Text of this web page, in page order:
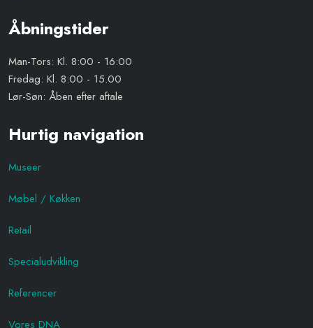
​Åbningstider
Man-Tors: Kl. 8:00 - 16:00
Fredag: Kl. 8:00 - 15.00
Lør-Søn: Åben efter aftale
Hurtig navigation
Museer
Møbel / Køkken
Retail
Specialudvikling
Referencer
Vores DNA